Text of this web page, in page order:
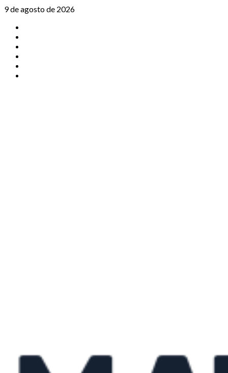
Saltar
contenido
9 de agosto de 2026